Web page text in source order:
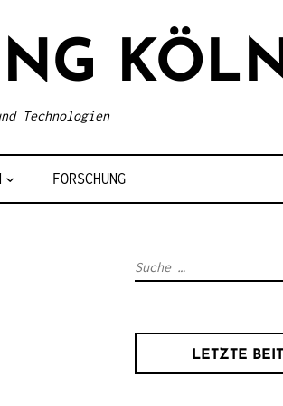
Technologien
FORSCHUNG
S
LETZTE